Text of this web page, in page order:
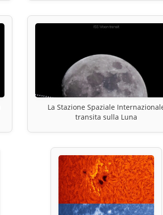
La Stazione Spaziale
transita sulla Luna